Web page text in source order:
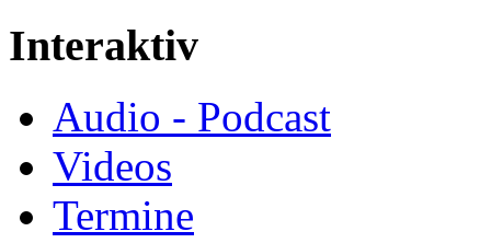
Interaktiv
Audio - Podcast
Videos
Termine